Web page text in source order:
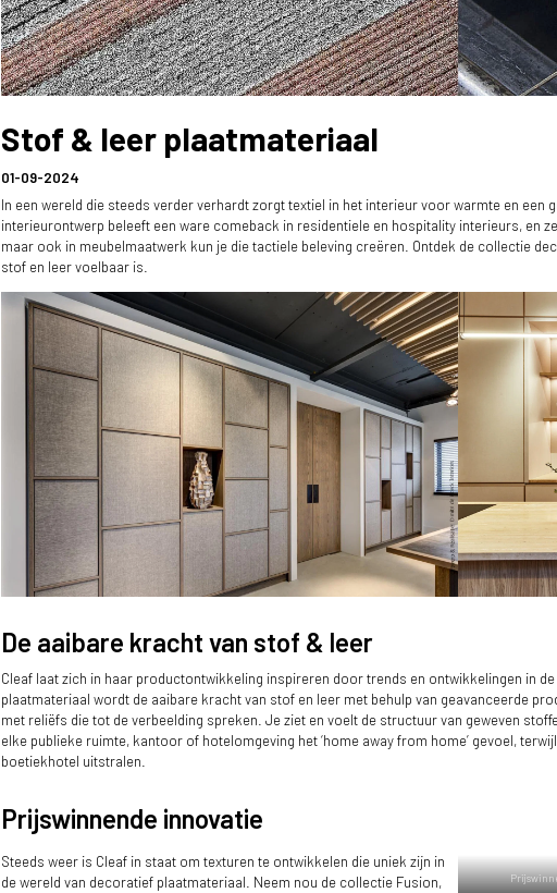
Stof & leer plaatmateriaal
01-09-2024
In een wereld die steeds verder verhardt zorgt textiel in het interieur voor warmte en een
interieurontwerp beleeft een ware comeback in residentiele en hospitality interieurs, en
maar ook in meubelmaatwerk kun je die tactiele beleving creëren. Ontdek de collectie
stof en leer voelbaar is.
Sfeervolle kantooromgeving met Fusion in wandafwerking Keuken
De aaibare kracht van stof & leer
Cleaf laat zich in haar productontwikkeling inspireren door trends en ontwikkelingen in
plaatmateriaal wordt de aaibare kracht van stof en leer met behulp van geavanceerde
met reliëfs die tot de verbeelding spreken. Je ziet en voelt de structuur van geweven
elke publieke ruimte, kantoor of hotelomgeving het ‘home away from home’ gevoel,
boetiekhotel uitstralen.
Prijswinnende innovatie
Steeds weer is Cleaf in staat om texturen te ontwikkelen die uniek zijn in
de wereld van decoratief plaatmateriaal. Neem nou de collectie Fusion,